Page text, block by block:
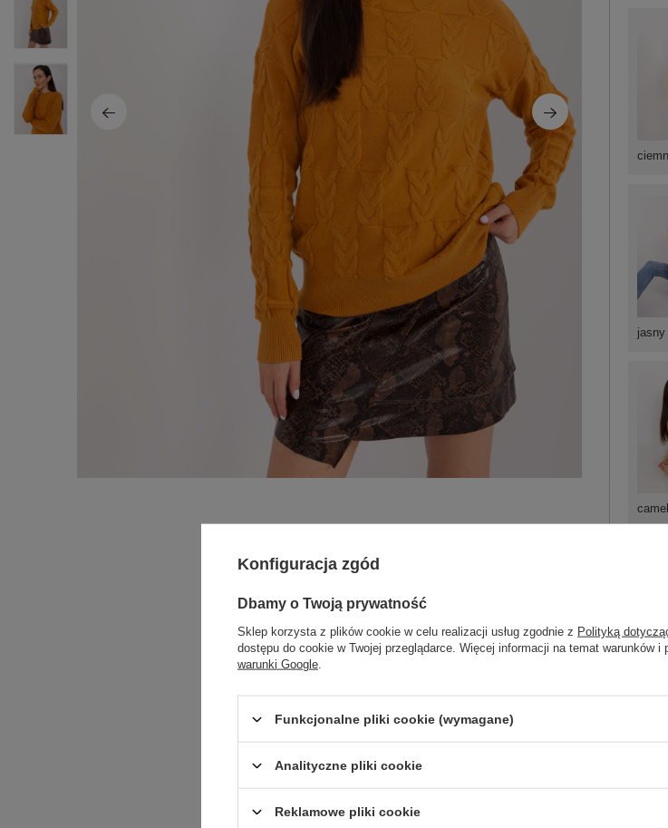
Konfiguracja zgód
Dbamy o Twoją prywatność
Sklep korzysta z plików cookie w celu realizacji usług zgodnie z Polityką
dostępu do cookie w Twojej przeglądarce. Więcej informacji na temat warunków
warunki Google
Funkcjonalne pliki cookie (wymagane)
Analityczne pliki cookie
Reklamowe pliki cookie